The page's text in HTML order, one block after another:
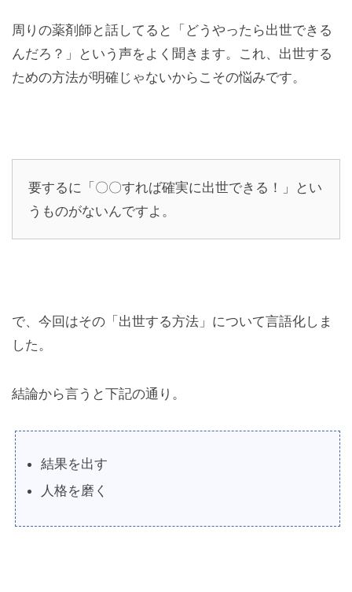
周りの薬剤師と話してると「どうやったら出世できる
んだろ？」という声をよく聞きます。これ、出世する
ための方法が明確じゃないからこその悩みです。
要するに「〇〇すれば確実に出世できる！」とい
うものがないんですよ。
で、今回はその「出世する方法」について言語化しま
した。
結論から言うと下記の通り。
結果を出す
人格を磨く